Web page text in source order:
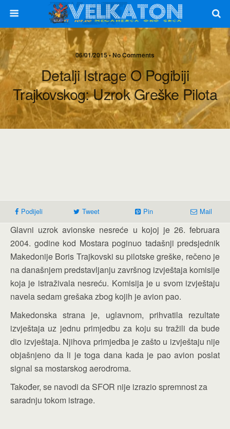
06/01/2015 • No Comments
Detalji Istrage O Pogibiji
Trajkovskog: Uzrok Greške Pilota
Podijeli Tweet Pin Mail
Glavni uzrok avionske nesreće u kojoj je 26. februara
2004. godine kod Mostara poginuo tadašnji predsjednik
Makedonije Boris Trajkovski su pilotske greške, rečeno je
na današnjem predstavljanju završnog izvještaja komisije
koja je istraživala nesreću. Komisija je u svom izvještaju
navela sedam grešaka zbog kojih je avion pao.
Makedonska strana je, uglavnom, prihvatila rezultate
izvještaja uz jednu primjedbu za koju su tražili da bude
dio izvještaja. Njihova primjedba je zašto u izvještaju nije
objašnjeno da li je toga dana kada je pao avion poslat
signal sa mostarskog aerodroma.
Također, se navodi da SFOR nije izrazio spremnost za
saradnju tokom istrage.